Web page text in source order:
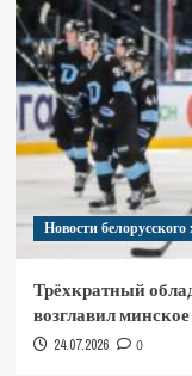
Новости белорусского
Трёхкратный
возглавил
24.07.2026 0